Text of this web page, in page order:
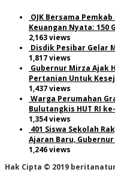
OJK Bersama
Keuangan Nyata: 150
2,163 views
Disdik Pesibar Gelar
1,817 views
Gubernur Mirza Ajak
Pertanian Untuk
1,437 views
Warga Perumahan
Bulutangkis HUT RI
1,354 views
401 Siswa Sekolah
Ajaran Baru,
1,246 views
Hak Cipta © 2019